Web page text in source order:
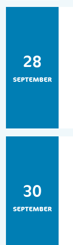
28
SEPTEMBER
30
SEPTEMBER